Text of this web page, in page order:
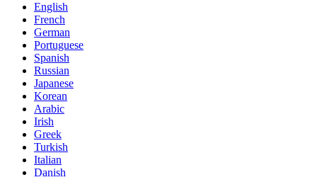
English
French
German
Portuguese
Spanish
Russian
Japanese
Korean
Arabic
Irish
Greek
Turkish
Italian
Danish